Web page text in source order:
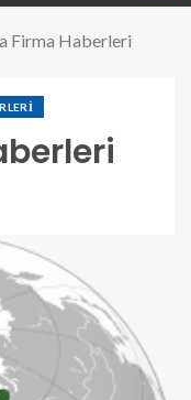
Firma Haberleri